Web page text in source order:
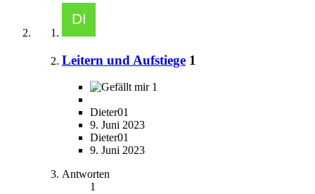
Leitern und Aufstiege 1
1
Dieter01
9. Juni 2023
Dieter01
9. Juni 2023
Antworten
1